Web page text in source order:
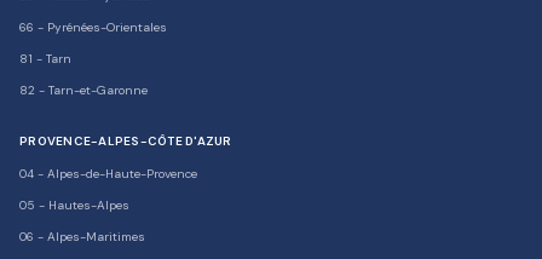
66 - Pyrénées-Orientales
81 - Tarn
82 - Tarn-et-Garonne
PROVENCE-ALPES-CÔTE D'AZUR
04 - Alpes-de-Haute-Provence
05 - Hautes-Alpes
06 - Alpes-Maritimes